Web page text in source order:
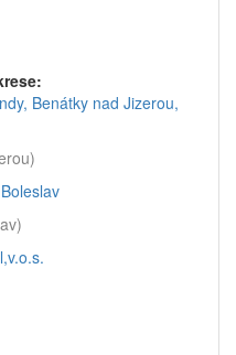
Benátky nad Jizerou,